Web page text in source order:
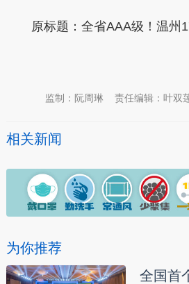
原标题： 全省AAA级！温州
责任编辑：叶双
监制：阮周琳
相关新闻
为你推荐
全国首